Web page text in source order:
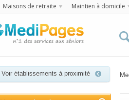
Maisons de retraite Maintien à domicile
Voir établissements à proximité